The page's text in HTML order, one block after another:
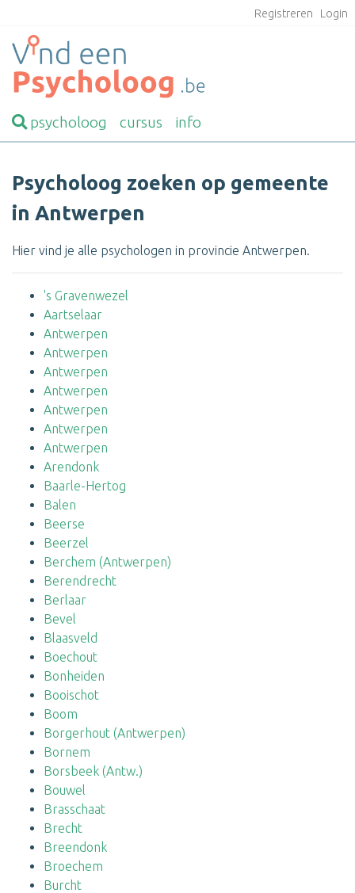
Registreren Login
psycholoog cursus info
Psycholoog zoeken op gemeente
in Antwerpen
Hier vind je alle psychologen in provincie Antwerpen.
's Gravenwezel
Aartselaar
Antwerpen
Antwerpen
Antwerpen
Antwerpen
Antwerpen
Antwerpen
Antwerpen
Arendonk
Baarle-Hertog
Balen
Beerse
Beerzel
Berchem (Antwerpen)
Berendrecht
Berlaar
Bevel
Blaasveld
Boechout
Bonheiden
Booischot
Boom
Borgerhout (Antwerpen)
Bornem
Borsbeek (Antw.)
Bouwel
Brasschaat
Brecht
Breendonk
Broechem
Burcht